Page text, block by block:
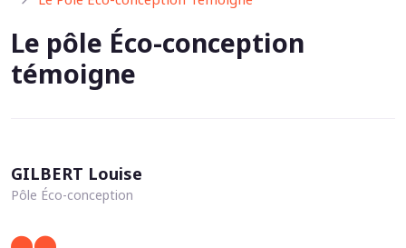
Le pôle Éco-conception
témoigne
GILBERT Louise
Pôle Éco-conception